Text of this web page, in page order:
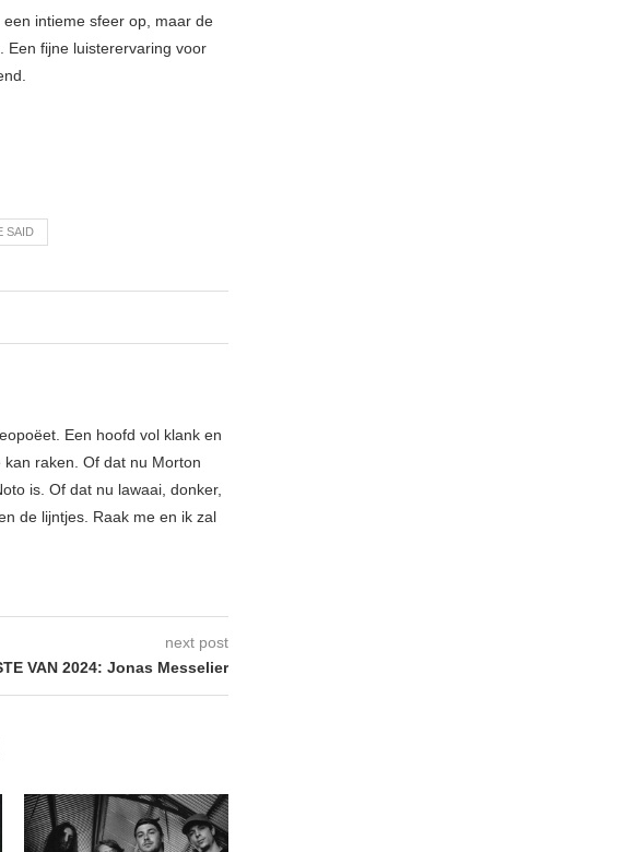
intieme sfeer op, maar de
Een fijne luisterervaring voor
SAID
Een hoofd vol klank en
raken. Of dat nu Morton
is. Of dat nu lawaai, donker,
de lijntjes. Raak me en ik zal
next post
VAN 2024: Jonas Messelier